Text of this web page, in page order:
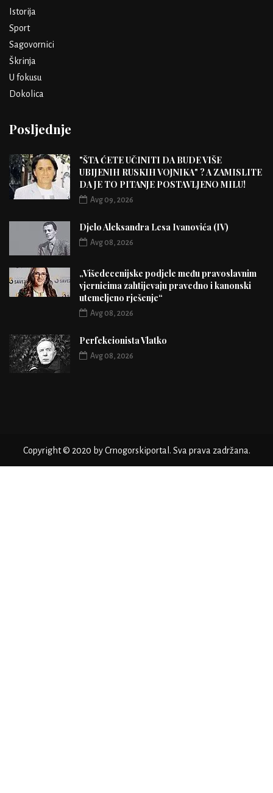
Istorija
Sport
Sagovornici
Škrinja
U fokusu
Dokolica
Posljednje
"ŠTA ĆETE UČINITI DA BUDE VIŠE
UBIJENIH RUSKIH VOJNIKA" ? A ZAMISLITE
DA JE TO PITANJE POSTAVLJENO MILU!
Avg 09, 2026
Djelo Aleksandra Lesa Ivanovića (IV)
Avg 08, 2026
„Višedecenijske podjele među pravoslavnim
vjernicima zahtijevaju pravedno i kanonski
utemeljeno rješenje“
Avg 08, 2026
Perfekcionista Vlatko
Avg 08, 2026
Copyright © 2020 by Crnogorskiportal. Sva prava zadržana.